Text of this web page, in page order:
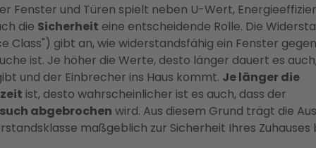
Fenster und Türen spielt neben U-Wert,
die Sicherheit eine entscheidende Rolle. Die
Class") gibt an, wie widerstandsfähig ein Fenster gegen
ist. Je höher die Werte, desto länger dauert es
und der Einbrecher ins Haus kommt. Je länger die
ist, desto wahrscheinlicher ist es auch, dass der
abgebrochen wird. Aus diesem Grund trägt die
maßgeblich zur Sicherheit Ihres Zuhauses